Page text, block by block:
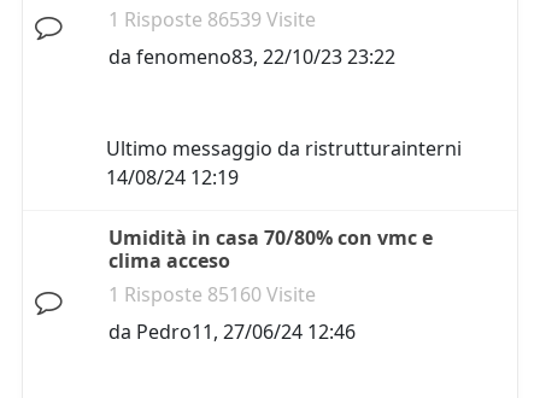
1 Risposte 86539 Visite
da fenomeno83, 22/10/23 23:22
Ultimo messaggio da ristrutturainterni
14/08/24 12:19
Umidità in casa 70/80% con vmc e
clima acceso
1 Risposte 85160 Visite
da Pedro11, 27/06/24 12:46